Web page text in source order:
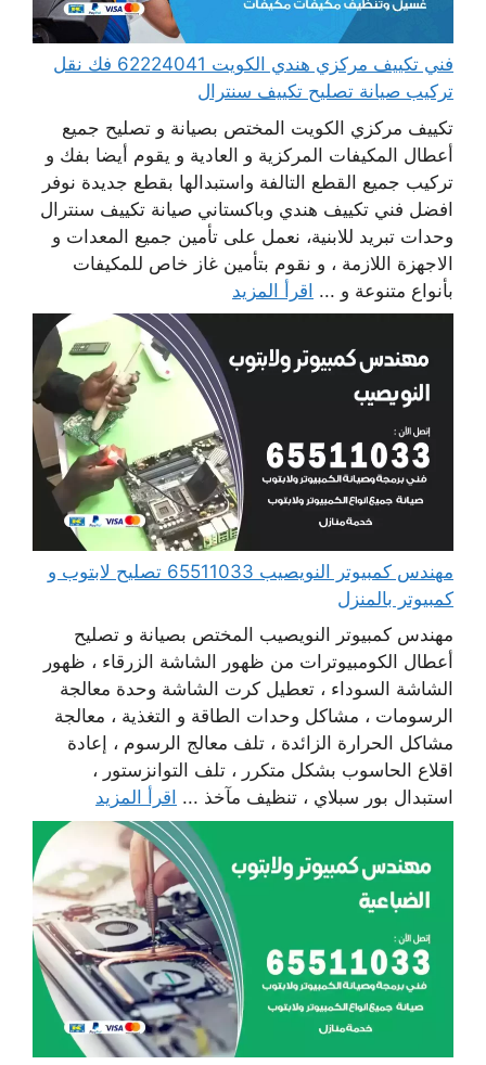
فني تكييف مركزي هندي الكويت 62224041 فك نقل
تركيب صيانة تصليح تكييف سنترال
تكييف مركزي الكويت المختص بصيانة و تصليح جميع
أعطال المكيفات المركزية و العادية و يقوم أيضا بفك و
تركيب جميع القطع التالفة واستبدالها بقطع جديدة نوفر
افضل فني تكييف هندي وباكستاني صيانة تكييف سنترال
وحدات تبريد للابنية، نعمل على تأمين جميع المعدات و
الاجهزة اللازمة ، و نقوم بتأمين غاز خاص للمكيفات
بأنواع متنوعة و ... اقرأ المزيد
مهندس كمبيوتر النويصيب 65511033 تصليح لابتوب و
كمبيوتر بالمنزل
مهندس كمبيوتر النويصيب المختص بصيانة و تصليح
أعطال الكومبيوترات من ظهور الشاشة الزرقاء ، ظهور
الشاشة السوداء ، تعطيل كرت الشاشة وحدة معالجة
الرسومات ، مشاكل وحدات الطاقة و التغذية ، معالجة
مشاكل الحرارة الزائدة ، تلف معالج الرسوم ، إعادة
اقلاع الحاسوب بشكل متكرر ، تلف التوانزستور ،
استبدال بور سبلاي ، تنظيف مآخذ ... اقرأ المزيد